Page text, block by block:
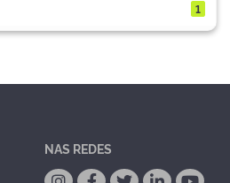
1
NAS REDES